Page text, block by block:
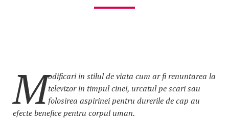
Modificari in stilul de viata cum ar fi renuntarea la
televizor in timpul cinei, urcatul pe scari sau
folosirea aspirinei pentru durerile de cap au
efecte benefice pentru corpul uman.